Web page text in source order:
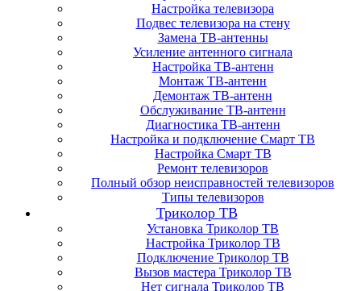
Настройка телевизора
Подвес телевизора на стену
Замена ТВ-антенны
Усиление антенного сигнала
Настройка ТВ-антенн
Монтаж ТВ-антенн
Демонтаж ТВ-антенн
Обслуживание ТВ-антенн
Диагностика ТВ-антенн
Настройка и подключение Смарт ТВ
Настройка Смарт ТВ
Ремонт телевизоров
Полный обзор неисправностей телевизоров
Типы телевизоров
Триколор ТВ
Установка Триколор ТВ
Настройка Триколор ТВ
Подключение Триколор ТВ
Вызов мастера Триколор ТВ
Нет сигнала Триколор ТВ